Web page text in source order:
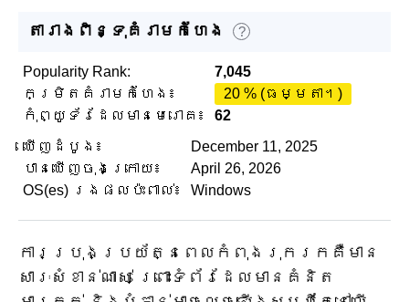
តារាងពិន្ទុគំរាមកំហែង ?
Popularity Rank:
7,045
កម្រិតគំរាមកំហែង៖
20 % (ធម្មតា។)
កុំព្យូទ័រដែលមានមេរោគ៖
62
ឃើញដំបូង៖
December 11, 2025
បានឃើញចុងក្រោយ៖
April 26, 2026
OS(es) រងផលប៉ះពាល់៖
Windows
ការប្រុងប្រយ័ត្នពេលកំពុងរុករកគឺមាន
សារៈសំខាន់ណាស់ ព្រោះទំព័រដែលមានគំនិត